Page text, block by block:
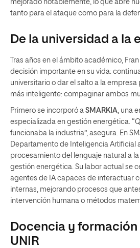
mejorado notablemente, lo que abre
tanto para el ataque como para la
De la universidad a la
Tras años en el ámbito académico,
decisión importante en su vida:
universitario o dar el salto a la empresa
más inteligente: compaginar ambos
Primero se incorporó a SMARKIA, una
especializada en gestión energética.
funcionaba la industria”, asegura. En
Departamento de Inteligencia Artificial
procesamiento del lenguaje natural a
gestión energética. Su labor actual se
agentes de IA capaces de interactuar
internas, mejorando procesos que
intervención humana o métodos
Docencia y
UNIR